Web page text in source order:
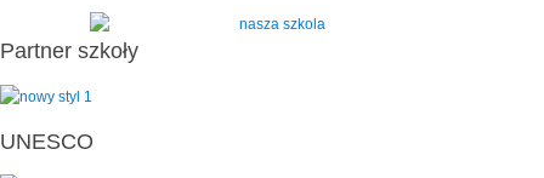
Partner szkoły
UNESCO